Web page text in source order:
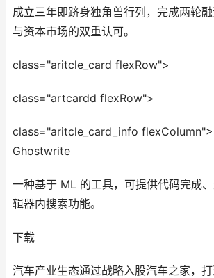
成立三年即跻身独角兽行列，完成两轮
与资本市场的双重认可。
class="aritcle_card flexRow">
class="artcardd flexRow">
class="aritcle_card_info
Ghostwrite
一种基于 ML 的工具，可提供代码完成
辑器内搜索功能。
下载
汽车产业生态通过战略入股汽车之家，